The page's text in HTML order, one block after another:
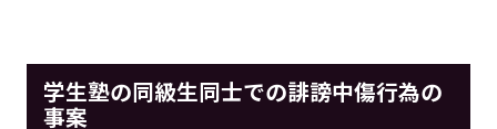
学生塾の同級生同士での誹謗中傷行為の
事案